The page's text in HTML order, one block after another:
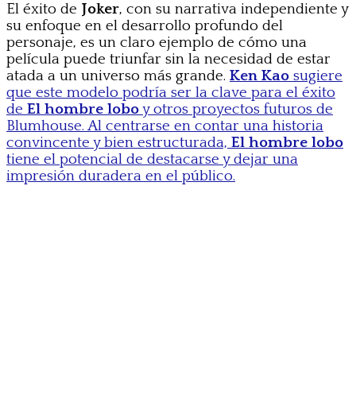
El éxito de Joker, con su narrativa independiente y
su enfoque en el desarrollo profundo del
personaje, es un claro ejemplo de cómo una
película puede triunfar sin la necesidad de estar
atada a un universo más grande. Ken Kao sugiere
que este modelo podría ser la clave para el éxito
de El hombre loboy otros proyectos futuros de
Blumhouse. Al centrarse en contar una historia
convincente y bien estructurada, El hombre lobo
tiene el potencial de destacarse y dejar una
impresión duradera en el público.